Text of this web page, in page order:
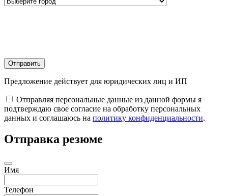
Отправить
Предложение действует для юридических лиц и ИП
Отправляя персональные данные из данной формы я
подтверждаю свое согласие на обработку персональных
данных и соглашаюсь на политику конфиденциальности.
Отправка резюме
Имя
Телефон